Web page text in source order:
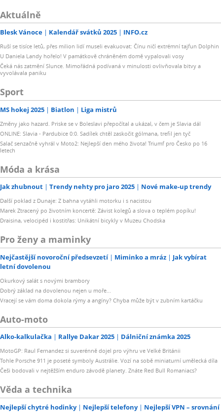
Aktuálně
Blesk Vánoce Kalendář svátků 2025 INFO.cz
Ruší se tisíce letů, přes milion lidí museli evakuovat: Čínu ničí extrémní tajfun Dolphin
U Daniela Landy hořelo! V památkově chráněném domě vypalovali vosy
Čeká nás zatmění Slunce. Mimořádná podívaná v minulosti ovlivňovala bitvy a
vyvolávala paniku
Sport
MS hokej 2025 Biatlon Liga mistrů
Změny jako hazard. Priske se v Boleslavi přepočítal a ukázal, v čem je Slavia dál
ONLINE: Slavia - Pardubice 0:0. Sadílek chtěl zaskočit gólmana, trefil jen tyč
Salač senzačně vyhrál v Moto2: Nejlepší den mého života! Triumf pro Česko po 16
letech
Móda a krása
Jak zhubnout Trendy nehty pro jaro 2025 Nové make-up trendy
Další poklad z Dunaje: Z bahna vytáhli motorku i s nacistou
Marek Ztracený po životním koncertě: Závist kolegů a slova o teplém popíku!
Draisina, velocipéd i kostitřas: Unikátní bicykly v Muzeu Chodska
Pro ženy a maminky
Nejčastější novoroční předsevzetí Miminko a mráz
Jak vybírat
letní dovolenou
Okurkový salát s novými brambory
Dobrý základ na dovolenou nejen u moře...
Vracejí se vám doma dokola rýmy a angíny? Chyba může být v zubním kartáčku
Auto-moto
Alko-kalkulačka Rallye Dakar 2025 Dálniční známka 2025
MotoGP: Raul Fernandez si suverénně dojel pro výhru ve Velké Británii
Tohle Porsche 911 je poseté symboly Austrálie. Vozí na sobě miniaturní umělecká díla
Češi bodovali v nejtěžším enduro závodě planety. Znáte Red Bull Romaniacs?
Věda a technika
Nejlepší chytré hodinky Nejlepší telefony Nejlepší VPN – srovnání